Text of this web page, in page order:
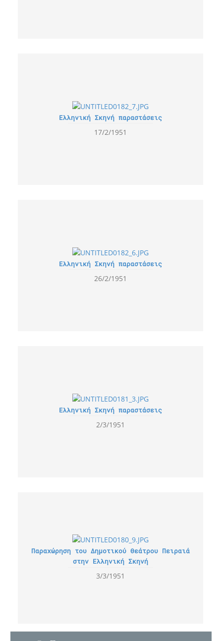
Ελληνική Σκηνή παραστάσεις
17/2/1951
Ελληνική Σκηνή παραστάσεις
26/2/1951
Ελληνική Σκηνή παραστάσεις
2/3/1951
Παραχώρηση του Δημοτικού Θεάτρου Πειραιά
στην Ελληνική Σκηνή
3/3/1951